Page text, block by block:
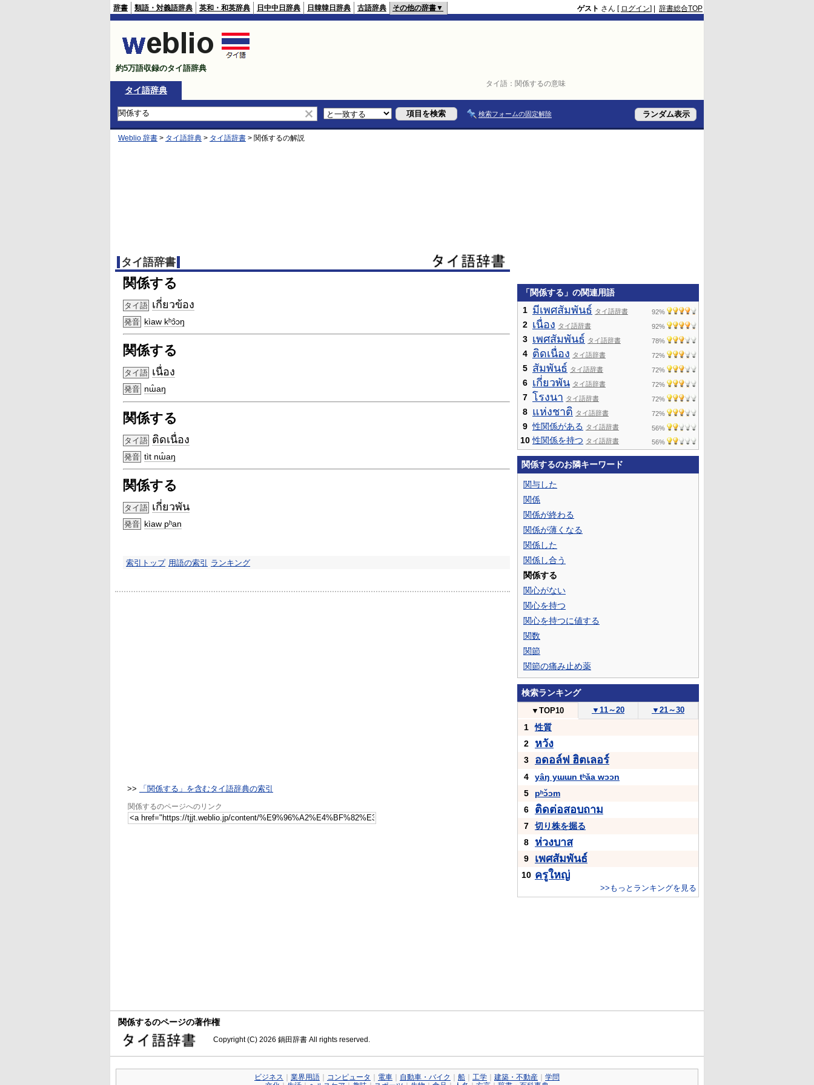
タイ語： 関係するの意味
辞書 類語・対義語辞典 英和・和英辞典 日中中日辞典 日韓韓日辞典 古語辞典 その他の辞書▼ ゲスト さん [ ログイン] | 辞書総合TOP
約5万語収録のタイ語辞典
タイ語辞典
検索フォームの固定解除
Weblio 辞書 > タイ語辞典 > タイ語辞書 > 関係するの解説
タイ語辞書
関係する
タイ語 เกี่ยวข้อง
発音 kìaw kʰɔ̂ɔŋ
関係する
タイ語 เนื่อง
発音 nɯ̂aŋ
関係する
タイ語 ติดเนื่อง
発音 tìt nɯ̂aŋ
関係する
タイ語 เกี่ยวพัน
発音 kìaw pʰan
索引トップ 用語の索引 ランキング
>> 「関係する」を含むタイ語辞典の索引
関係するのページへのリンク
「関係する」の関連用語
1 มีเพศสัมพันธ์ タイ語辞書 92%
2 เนื่อง タイ語辞書 92%
3 เพศสัมพันธ์ タイ語辞書 78%
4 ติดเนื่อง タイ語辞書 72%
5 สัมพันธ์ タイ語辞書 72%
6 เกี่ยวพัน タイ語辞書 72%
7 โรงนา タイ語辞書 72%
8 แห่งชาติ タイ語辞書 72%
9 性関係がある タイ語辞書 56%
10 性関係を持つ タイ語辞書 56%
関係するのお隣キーワード
関与した
関係
関係が終わる
関係が薄くなる
関係した
関係し合う
関係する
関心がない
関心を持つ
関心を持つに値する
関数
関節
関節の痛み止め薬
検索ランキング
▼ TOP10 ▼ 11～20 ▼ 21～30
1
性質
2
หวัง
3 อดอล์ฟ ฮิตเลอร์
4
yâŋ yɯɯn tʰǎa wɔɔn
5
pʰɔ̌ɔm
6
ติดต่อสอบถาม
7
切り株を掘る
8
ห่วงบาส
9 เพศสัมพันธ์
10 ครูใหญ่
>>もっとランキングを見る
関係するのページの著作権
Copyright (C) 2026 鍋田辞書 All rights reserved.
ビジネス 業界用語 コンピュータ 電車 自動車・バイク 船 工学 建築・不動産
学問